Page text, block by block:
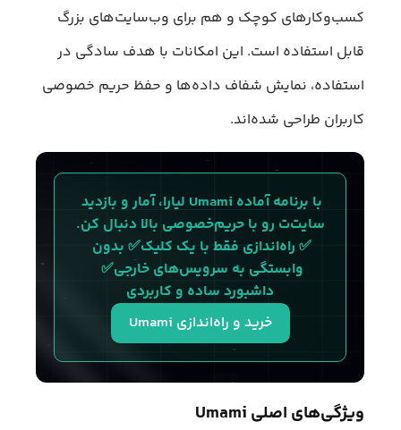
کسب‌وکارهای کوچک و هم برای وب‌سایت‌های بزرگ
قابل استفاده است. این امکانات با هدف سادگی در
استفاده، نمایش شفاف داده‌ها و حفظ حریم خصوصی
کاربران طراحی شده‌اند.
با برنامه آماده Umami لیارا، آمار و بازدید
سایت‌ت رو با حریم‌خصوصی بالا دنبال کن.
✅ راه‌اندازی فقط با یک کلیک✅ بدون
وابستگی به سرویس‌های خارجی✅
داشبورد ساده و کاربردی
خرید و راه‌اندازی Umami
ویژگی‌های اصلی Umami